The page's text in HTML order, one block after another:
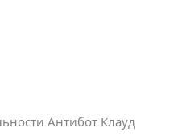
Антибот Клауд